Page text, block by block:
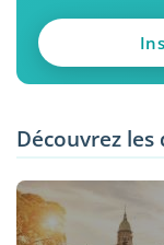
Découvrez